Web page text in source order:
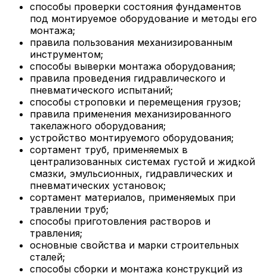
способы проверки состояния фундаментов
под монтируемое оборудование и методы его
монтажа;
правила пользования механизированным
инструментом;
способы выверки монтажа оборудования;
правила проведения гидравлического и
пневматического испытаний;
способы строповки и перемещения грузов;
правила применения механизированного
такелажного оборудования;
устройство монтируемого оборудования;
сортамент труб, применяемых в
централизованных системах густой и жидкой
смазки, эмульсионных, гидравлических и
пневматических установок;
сортамент материалов, применяемых при
травлении труб;
способы приготовления растворов и
травления;
основные свойства и марки строительных
сталей;
способы сборки и монтажа конструкций из